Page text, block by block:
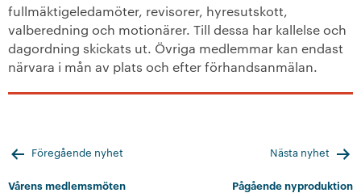
fullmäktigeledamöter, revisorer, hyresutskott,
valberedning och motionärer. Till dessa har kallelse och
dagordning skickats ut. Övriga medlemmar kan endast
närvara i mån av plats och efter förhandsanmälan.
Inläggsnavigering
Föregående nyhet
Vårens medlemsmöten
Nästa nyhet
Pågående nyproduktion